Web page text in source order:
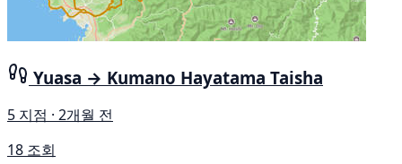
Yuasa → Kumano Hayatama Taisha
5 지점 · 2개월 전
18 조회